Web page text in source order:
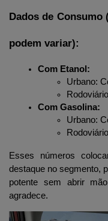
Dados de Consumo
podem variar):
Com Etanol:
Urbano:
Com Gasolina:
Urbano:
Esses números
destaque no segmento,
potente sem abrir
agradece.